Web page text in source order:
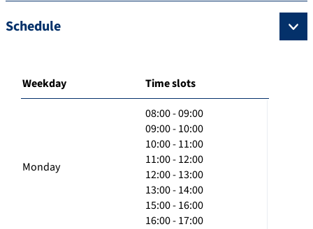
Schedule
Weekday Time slots
Monday
08:00 - 09:00
09:00 - 10:00
10:00 - 11:00
11:00 - 12:00
12:00 - 13:00
13:00 - 14:00
15:00 - 16:00
16:00 - 17:00